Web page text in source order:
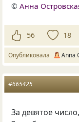
©Анна
56 18
Опубликовала Anna
#665425
За девятое